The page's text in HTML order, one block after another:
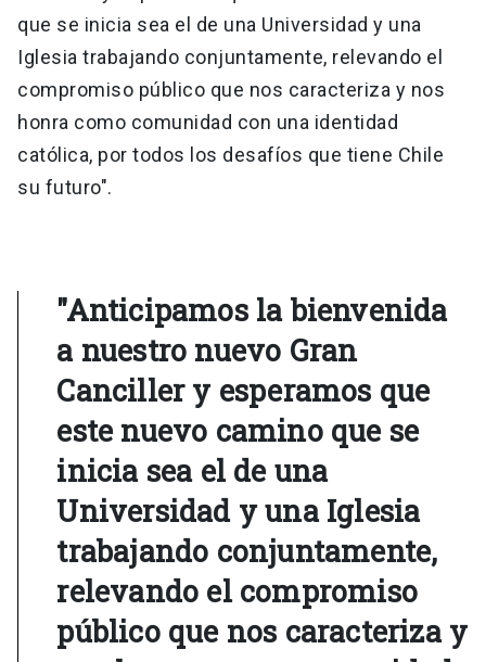
que se inicia sea el de una Universidad y una
Iglesia trabajando conjuntamente, relevando el
compromiso público que nos caracteriza y nos
honra como comunidad con una identidad
católica, por todos los desafíos que tiene Chile
su futuro".
"Anticipamos la bienvenida
a nuestro nuevo Gran
Canciller y esperamos que
este nuevo camino que se
inicia sea el de una
Universidad y una Iglesia
trabajando conjuntamente,
relevando el compromiso
público que nos caracteriza y